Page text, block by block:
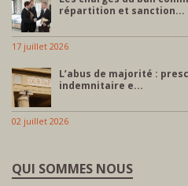
répartition et sanction...
17 juillet 2026
L’abus de majorité :
indemnitaire e...
02 juillet 2026
QUI SOMMES NOUS